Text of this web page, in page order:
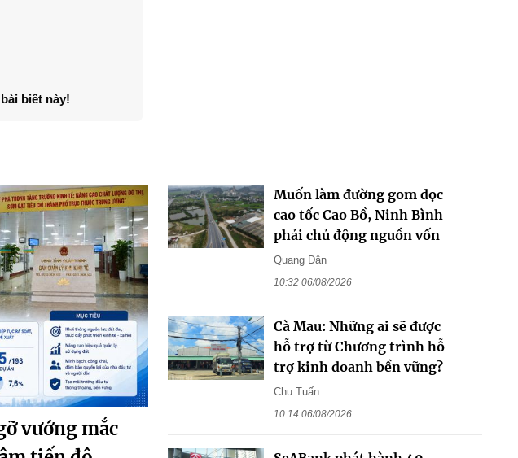
biết này!
vướng mắc
Muốn làm đường gom dọc
cao tốc Cao Bồ, Ninh Bình
phải chủ động nguồn vốn
Quang Dân
10:32 06/08/2026
Cà Mau: Những ai sẽ được
hỗ trợ từ Chương trình hỗ
trợ kinh doanh bền vững?
Chu Tuấn
10:14 06/08/2026